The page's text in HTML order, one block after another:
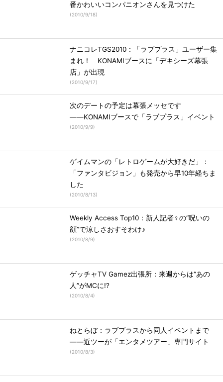
番かわいいコンパニオンさんを見つけた
(2010/9/18)
ナニコレTGS2010：「ラブプラス」ユーザー集
まれ！ KONAMIブースに「デキシーズ幕張
店」が出現
(2010/9/17)
次のデートの予定は幕張メッセです
――KONAMIブースで「ラブプラス」イベント
(2010/9/9)
ゲイムマンの「レトロゲームが大好きだ」：
「ファンタビジョン」も発売から早10年経ちま
した
(2010/8/13)
Weekly Access Top10：新人記者♀の“呪いの
顔”で涼しさおすそわけ♪
(2010/8/9)
ゲッチャTV Gamez出張所：来週からは“あの
人”がMCに!?
(2010/8/4)
ねとらぼ：ラブプラスから同人イベントまで
――近ツーが「エンタメツアー」専門サイト
(2010/8/3)